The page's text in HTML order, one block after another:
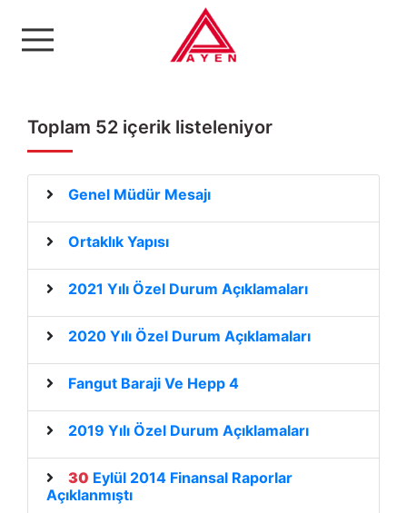
Ayen Enerji A.Ş
Toplam 52 içerik listeleniyor
Genel Müdür Mesajı
Ortaklık Yapısı
2021 Yılı Özel Durum Açıklamaları
2020 Yılı Özel Durum Açıklamaları
Fangut Baraji Ve Hepp 4
2019 Yılı Özel Durum Açıklamaları
30 Eylül 2014 Finansal Raporlar
Açıklanmıştı